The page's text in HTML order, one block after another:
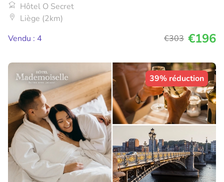
Hôtel O Secret
Liège (2km)
Vendu : 4
€303 €196
39% réduction